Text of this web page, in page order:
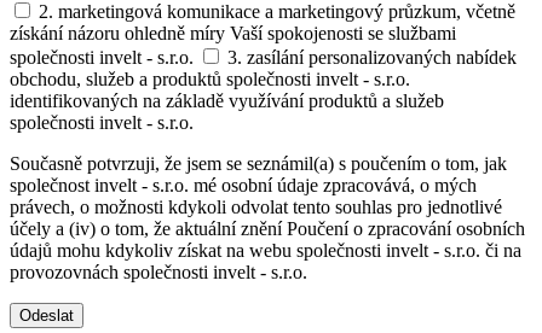
2. marketingová komunikace a marketingový průzkum, včetně
získání názoru ohledně míry Vaší spokojenosti se službami
společnosti invelt - s.r.o.
3. zasílání personalizovaných nabídek
obchodu, služeb a produktů společnosti invelt - s.r.o.
identifikovaných na základě využívání produktů a služeb
společnosti invelt - s.r.o.
Současně potvrzuji, že jsem se seznámil(a) s poučením o tom, jak
společnost invelt - s.r.o. mé osobní údaje zpracovává, o mých
právech, o možnosti kdykoli odvolat tento souhlas pro jednotlivé
účely a (iv) o tom, že aktuální znění Poučení o zpracování osobních
údajů mohu kdykoliv získat na webu společnosti invelt - s.r.o. či na
provozovnách společnosti invelt - s.r.o.
Odeslat